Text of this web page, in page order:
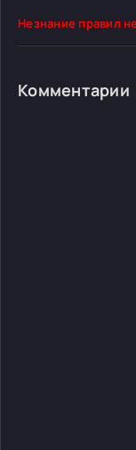
Незнание правил
Комментарии